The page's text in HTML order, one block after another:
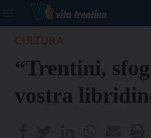
“Trentini,
vostra